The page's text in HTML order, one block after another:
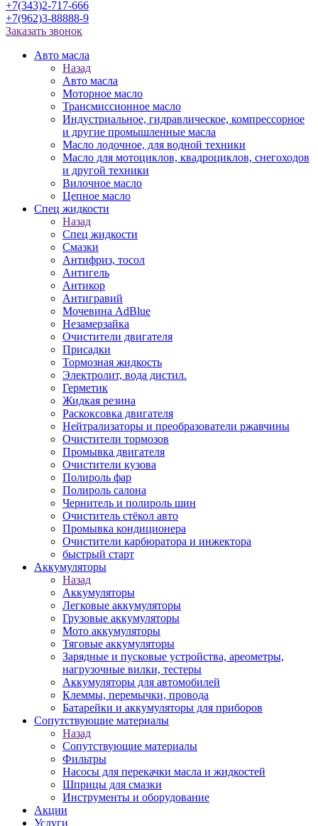
+7(343)2-717-666
+7(962)3-88888-9
Заказать звонок
Авто масла
Назад
Авто масла
Моторное масло
Трансмиссионное масло
Индустриальное, гидравлическое, компрессорное
и другие промышленные масла
Масло лодочное, для водной техники
Масло для мотоциклов, квадроциклов, снегоходов
и другой техники
Вилочное масло
Цепное масло
Спец жидкости
Назад
Спец жидкости
Смазки
Антифриз, тосол
Антигель
Антикор
Антигравий
Мочевина AdBlue
Незамерзайка
Очистители двигателя
Присадки
Тормозная жидкость
Электролит, вода дистил.
Герметик
Жидкая резина
Раскоксовка двигателя
Нейтрализаторы и преобразователи ржавчины
Очистители тормозов
Промывка двигателя
Очистители кузова
Полироль фар
Полироль салона
Чернитель и полироль шин
Очиститель стёкол авто
Промывка кондиционера
Очистители карбюратора и инжектора
быстрый старт
Аккумуляторы
Назад
Аккумуляторы
Легковые аккумуляторы
Грузовые аккумуляторы
Мото аккумуляторы
Тяговые аккумуляторы
Зарядные и пусковые устройства, ареометры,
нагрузочные вилки, тестеры
Аккумуляторы для автомобилей
Клеммы, перемычки, провода
Батарейки и аккумуляторы для приборов
Сопутствующие материалы
Назад
Сопутствующие материалы
Фильтры
Насосы для перекачки масла и жидкостей
Шприцы для смазки
Инструменты и оборудование
Акции
Услуги